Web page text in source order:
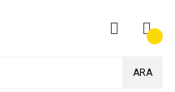
ARA